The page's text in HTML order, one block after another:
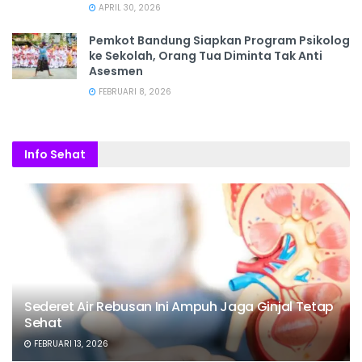
APRIL 30, 2026
Pemkot Bandung Siapkan Program Psikolog
ke Sekolah, Orang Tua Diminta Tak Anti
Asesmen
FEBRUARI 8, 2026
Info Sehat
Sederet Air Rebusan Ini Ampuh Jaga Ginjal Tetap
Sehat
FEBRUARI 13, 2026